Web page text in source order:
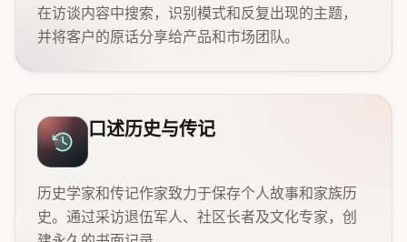
在访谈内容中搜索，识别模式和反复出现的主题，
并将客户的原话分享给产品和市场团队。
口述历史与传记
历史学家和传记作家致力于保存个人故事和家族历
史。通过采访退伍军人、社区长者及文化专家，创